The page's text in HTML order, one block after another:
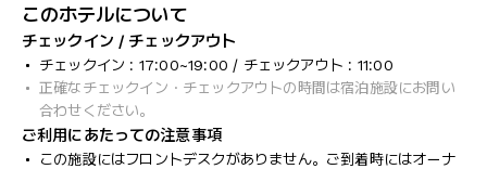
このホテルについて
チェックイン / チェックアウト
チェックイン : 17:00~19:00 / チェックアウト : 11:00
正確なチェックイン・チェックアウトの時間は宿泊施設にお問い
合わせください。
ご利用にあたっての注意事項
この施設にはフロントデスクがありません。ご到着時にはオーナ